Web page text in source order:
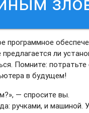
программное
ли
Помните:
в будущем!
— спросите вы.
ручками, и машиной.